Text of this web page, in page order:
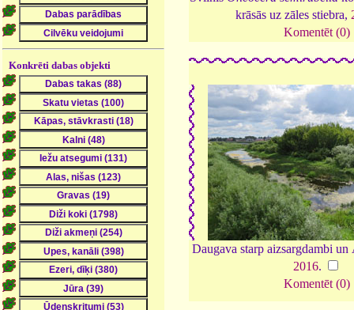
Konkrēti dabas objekti
krāsās uz zāles stiebra,
Komentēt (0)
Daugava starp aizsargdambi un
2016.
Komentēt (0)